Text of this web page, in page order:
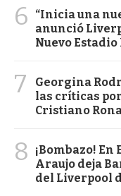
6
“Inicia una
anunció
Nuevo
7
Georgina
las críticas
Cristiano
8
¡Bombazo!
Araujo deja
del Liverpool